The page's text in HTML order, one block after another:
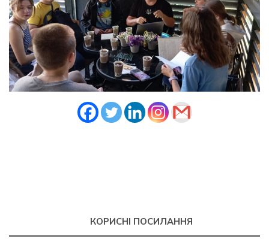
КОРИСНІ ПОСИЛАННЯ